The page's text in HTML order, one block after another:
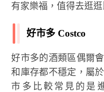
有家樂福，值得去逛逛
好市多 Costco
好市多的酒類區偶爾
和庫存都不穩定，屬
市多比較常見的是